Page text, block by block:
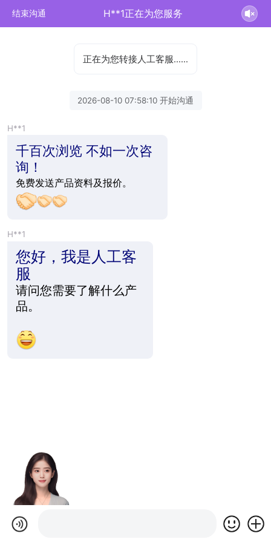
结束沟通 H**1正在为您服务
正在为您转接人工客服……
2026-08-10 07:58:10 开始沟通
H**1
千百次浏览 不如一次咨
询！
免费发送产品资料及报价。
H**1
您好，我是人工客
服
请问您需要了解什么产
品。